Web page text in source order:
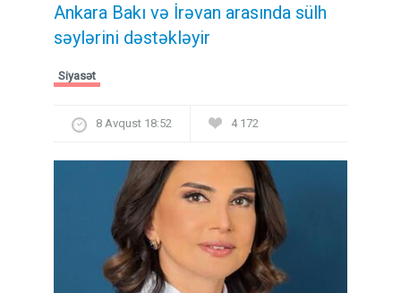
Ankara Bakı və İrəvan arasında sülh
səylərini dəstəkləyir
Siyasət
8 Avqust 18:52 4 172